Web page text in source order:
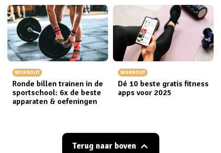
WORKOUT
Ronde billen trainen in de
sportschool: 6x de beste
apparaten & oefeningen
WORKOUT
Dé 10 beste gratis fitness
apps voor 2025
Terug naar boven